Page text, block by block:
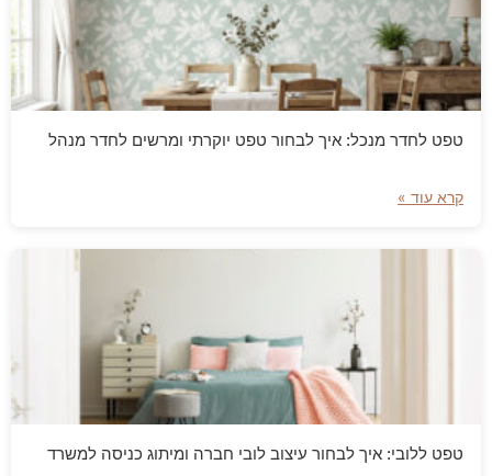
טפט לחדר מנכל: איך לבחור טפט יוקרתי ומרשים לחדר מנהל
קרא עוד »
טפט ללובי: איך לבחור עיצוב לובי חברה ומיתוג כניסה למשרד